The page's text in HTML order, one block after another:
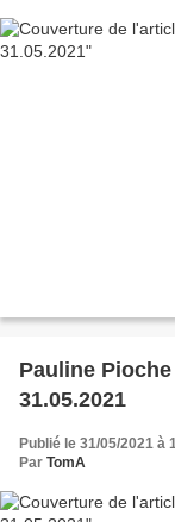
Pauline
31.05.2021
Publié le 31/05/2021 à
Par TomA